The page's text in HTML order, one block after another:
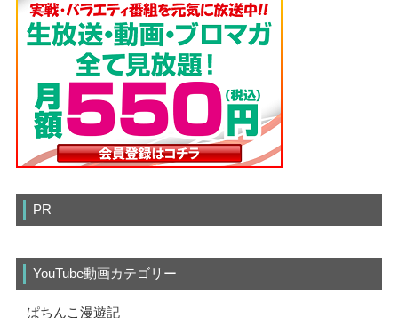
PR
YouTube動画カテゴリー
ぱちんこ漫遊記